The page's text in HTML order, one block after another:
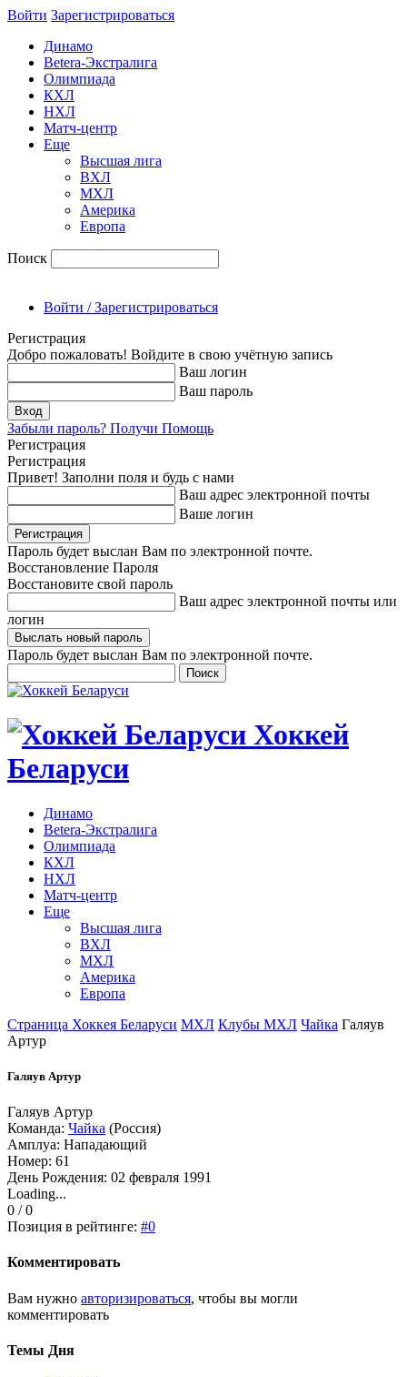
Войти Зарегиcтрироваться
Динамо
Betera-Экстралига
Олимпиада
КХЛ
НХЛ
Матч-центр
Еще
Высшая лига
ВХЛ
МХЛ
Америка
Европа
Поиск
Войти / Зарегистрироваться
Регистрация
Добро пожаловать! Войдите в свою учётную запись
Ваш логин
Ваш пароль
Забыли пароль? Получи Помощь
Регистрация
Регистрация
Привет! Заполни поля и будь с нами
Ваш адрес электронной почты
Ваше логин
Пароль будет выслан Вам по электронной почте.
Восстановление Пароля
Восстановите свой пароль
Ваш адрес электронной почты или
логин
Пароль будет выслан Вам по электронной почте.
Хоккей
Беларуси
Динамо
Betera-Экстралига
Олимпиада
КХЛ
НХЛ
Матч-центр
Еще
Высшая лига
ВХЛ
МХЛ
Америка
Европа
Страница Хоккея Беларуси МХЛ Клубы МХЛ Чайка Галяув
Артур
Галяув Артур
Галяув Артур
Команда: Чайка (Россия)
Амплуа: Нападающий
Номер: 61
День Рождения: 02 февраля 1991
Loading...
0 / 0
Позиция в рейтинге: #0
Комментировать
Вам нужно авторизироваться, чтобы вы могли
комментировать
Темы Дня